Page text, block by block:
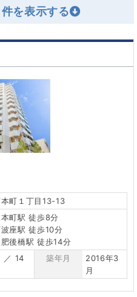
町１丁目13-13
町駅 徒歩8分
座駅 徒歩10分
後橋駅 徒歩14分
／ 14
築年月
2016年3
月